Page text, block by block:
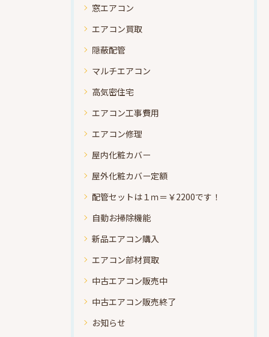
窓エアコン
エアコン買取
隠蔽配管
マルチエアコン
高気密住宅
エアコン工事費用
エアコン修理
屋内化粧カバー
屋外化粧カバー定額
配管セットは１ｍ＝￥2200です！
自動お掃除機能
新品エアコン購入
エアコン部材買取
中古エアコン販売中
中古エアコン販売終了
お知らせ